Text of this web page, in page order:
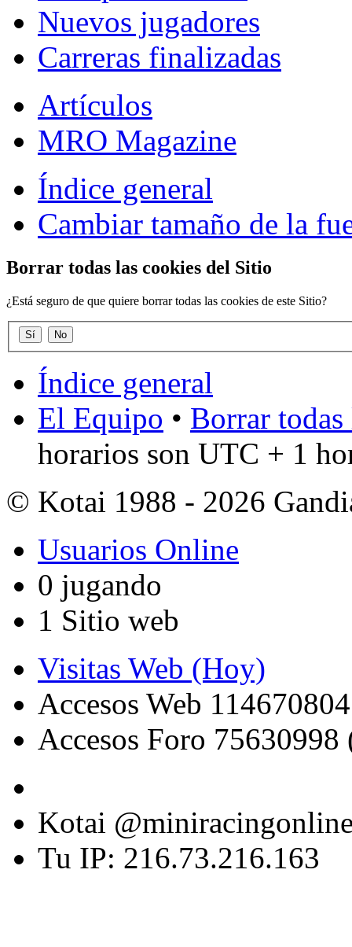
Nuevos jugadores
Carreras finalizadas
Artículos
MRO Magazine
Índice general
Cambiar tamaño de la
Borrar todas las cookies del Sitio
¿Está seguro de que quiere borrar todas las cookies de este Sitio?
Índice general
El Equipo • Borrar
horarios son UTC + 1
© Kotai 1988 - 2026
Usuarios Online
0 jugando
1 Sitio web
Visitas Web (Hoy)
Accesos Web
Accesos Foro 75630998
Kotai
Tu IP: 216.73.216.163